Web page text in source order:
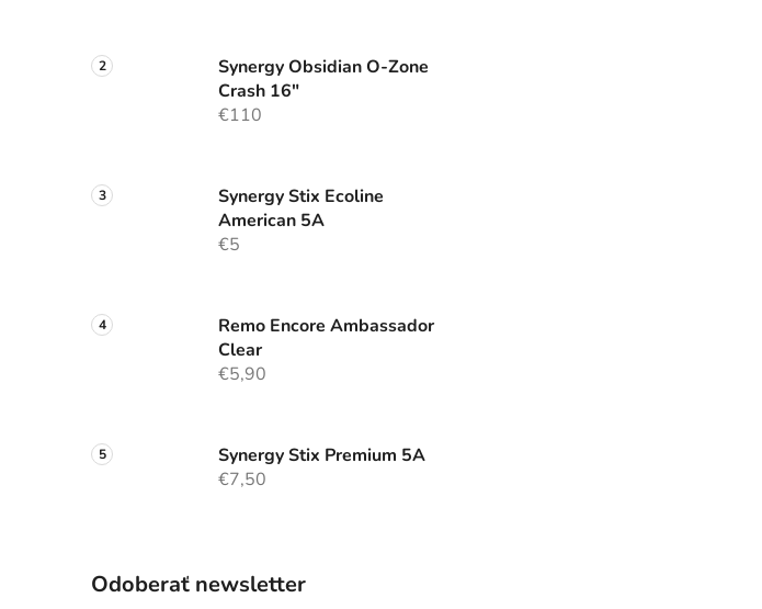
Synergy Obsidian O-Zone
Crash 16"
€110
Synergy Stix Ecoline
American 5A
€5
Remo Encore Ambassador
Clear
€5,90
Synergy Stix Premium 5A
€7,50
Odoberať newsletter